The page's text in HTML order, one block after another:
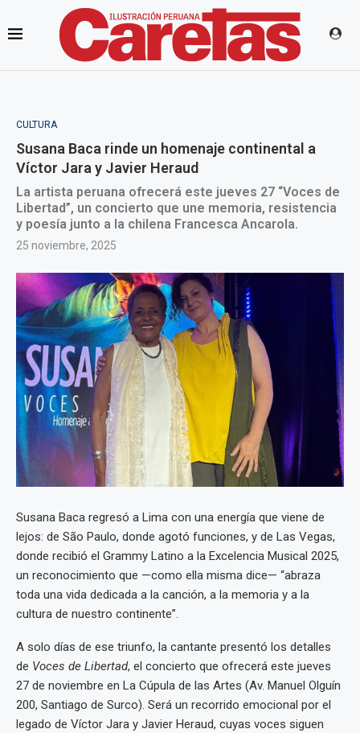
CULTURA
Susana Baca rinde un homenaje continental a
Víctor Jara y Javier Heraud
La artista peruana ofrecerá este jueves 27 “Voces de
Libertad”, un concierto que une memoria, resistencia
y poesía junto a la chilena Francesca Ancarola.
25 noviembre, 2025
Susana Baca regresó a Lima con una energía que viene de
lejos: de São Paulo, donde agotó funciones, y de Las Vegas,
donde recibió el Grammy Latino a la Excelencia Musical 2025,
un reconocimiento que —como ella misma dice— “abraza
toda una vida dedicada a la canción, a la memoria y a la
cultura de nuestro continente”.
A solo días de ese triunfo, la cantante presentó los detalles
de Voces de Libertad, el concierto que ofrecerá este jueves
27 de noviembre en La Cúpula de las Artes (Av. Manuel Olguín
200, Santiago de Surco). Será un recorrido emocional por el
legado de Víctor Jara y Javier Heraud, cuyas voces siguen